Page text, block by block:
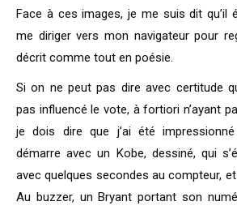
Face à ces images, je me suis dit qu’il
me diriger vers mon navigateur pour
décrit comme tout en poésie.
Si on ne peut pas dire avec certitude
pas influencé le vote, à fortiori n’ayant
je dois dire que j’ai été
démarre avec un Kobe, dessiné, qui
avec quelques secondes au compteur,
Au buzzer, un Bryant portant son